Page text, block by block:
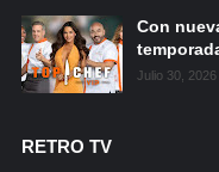
Con
Julio 30, 2026
RETRO TV